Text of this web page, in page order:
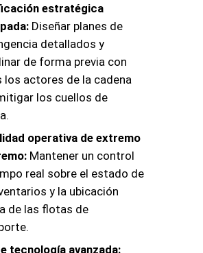
estratégica
Diseñar planes de
detallados y
de forma previa con
los actores de la cadena
los cuellos de
operativa de extremo
Mantener un control
real sobre el estado de
y la ubicación
de las flotas de
tecnología avanzada: